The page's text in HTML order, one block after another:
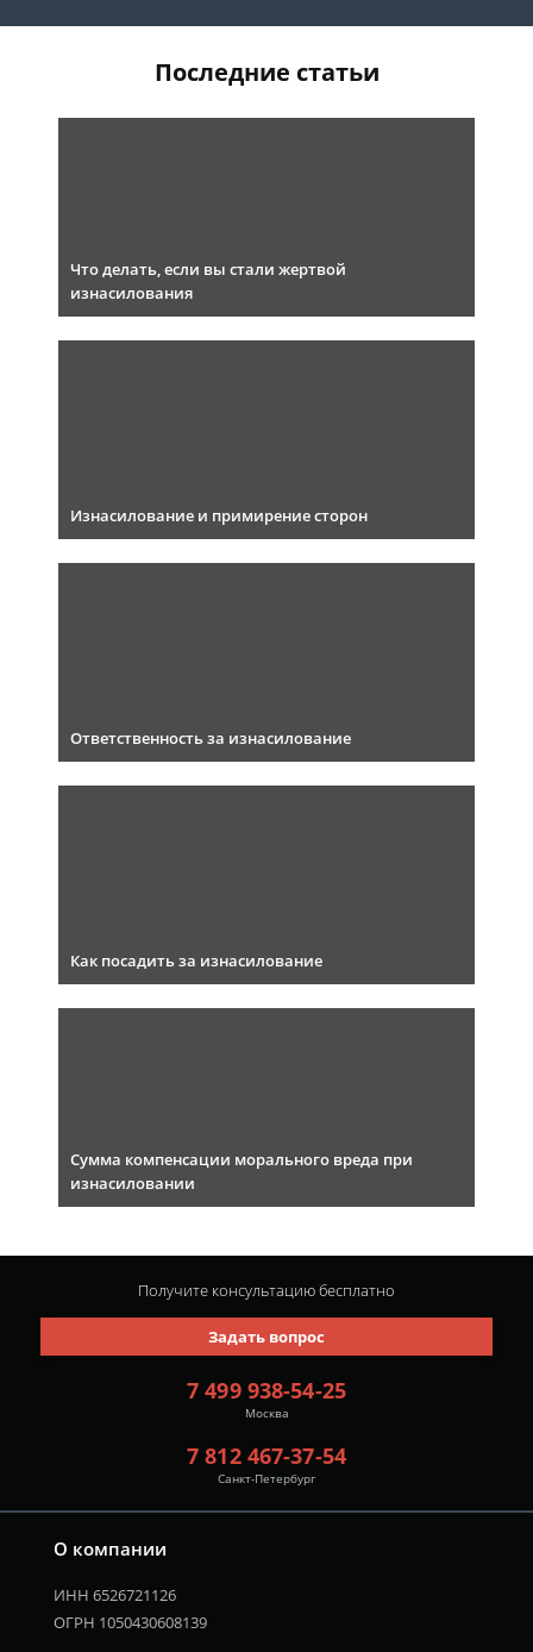
Последние статьи
Что делать, если вы стали жертвой
изнасилования
Изнасилование и примирение сторон
Ответственность за изнасилование
Как посадить за изнасилование
Сумма компенсации морального вреда при
изнасиловании
О компании
ИНН 6526721126
ОГРН 1050430608139
7 499 938-54-25
Москва
7 812 467-37-54
Санкт-Петербург
Задать вопрос
Получите консультациюбесплатно